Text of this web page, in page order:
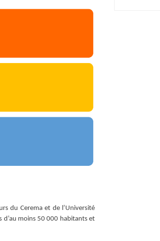
du Cerema et de l’Université
d’au moins 50 000 habitants et